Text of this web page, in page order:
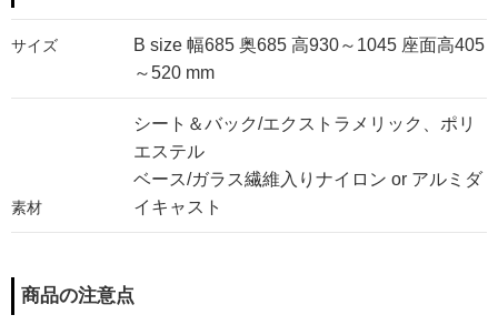
サイズ
B size 幅685 奥685 高930～1045 座面高405
～520 mm
素材
シート＆バック/エクストラメリック、ポリ
エステル
ベース/ガラス繊維入りナイロン or アルミダ
イキャスト
商品の注意点